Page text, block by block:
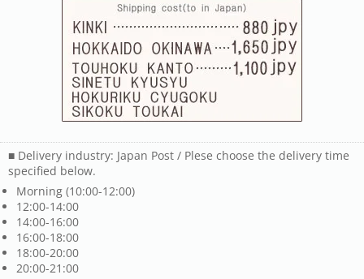
■ Delivery industry: Japan Post / Plese choose the delivery time
specified below.
Morning (10:00-12:00)
12:00-14:00
14:00-16:00
16:00-18:00
18:00-20:00
20:00-21:00